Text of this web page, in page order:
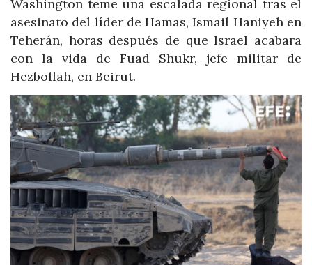
Washington teme una escalada regional tras el
asesinato del líder de Hamas, Ismail Haniyeh en
Teherán, horas después de que Israel acabara
con la vida de Fuad Shukr, jefe militar de
Hezbollah, en Beirut.